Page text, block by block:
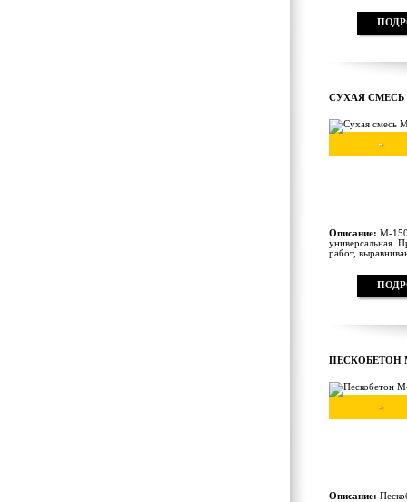
СУХАЯ СМЕСЬ
-
Описание: М-150
универсальная.
работ,
ПЕСКОБЕТОН
-
Описание: